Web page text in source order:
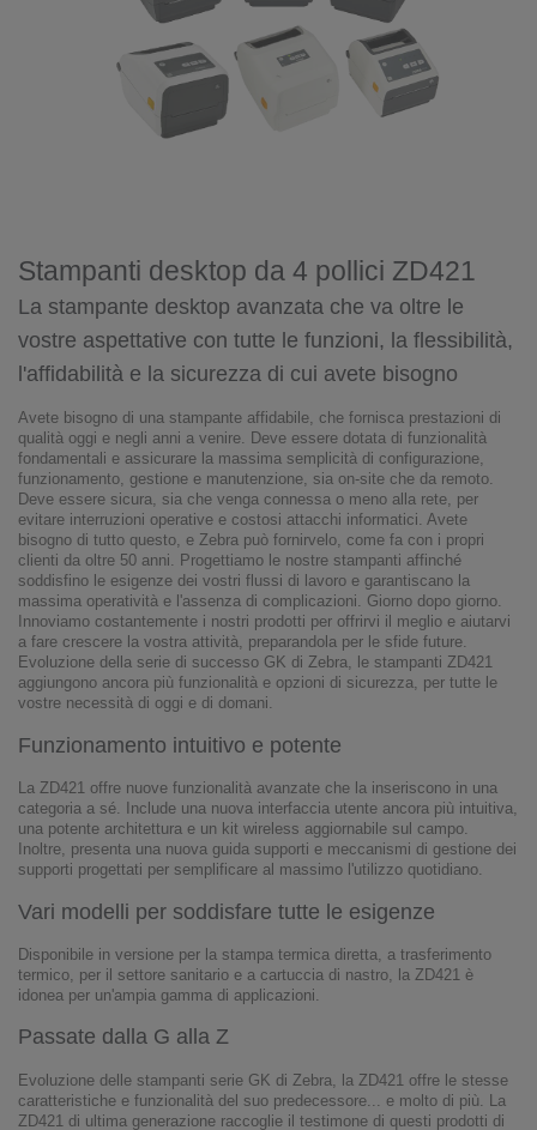
Stampanti desktop da 4 pollici ZD421
La stampante desktop avanzata che va oltre le
vostre aspettative con tutte le funzioni, la flessibilità,
l'affidabilità e la sicurezza di cui avete bisogno
Avete bisogno di una stampante affidabile, che fornisca prestazioni di
qualità oggi e negli anni a venire. Deve essere dotata di funzionalità
fondamentali e assicurare la massima semplicità di configurazione,
funzionamento, gestione e manutenzione, sia on-site che da remoto.
Deve essere sicura, sia che venga connessa o meno alla rete, per
evitare interruzioni operative e costosi attacchi informatici. Avete
bisogno di tutto questo, e Zebra può fornirvelo, come fa con i propri
clienti da oltre 50 anni. Progettiamo le nostre stampanti affinché
soddisfino le esigenze dei vostri flussi di lavoro e garantiscano la
massima operatività e l'assenza di complicazioni. Giorno dopo giorno.
Innoviamo costantemente i nostri prodotti per offrirvi il meglio e aiutarvi
a fare crescere la vostra attività, preparandola per le sfide future.
Evoluzione della serie di successo GK di Zebra, le stampanti ZD421
aggiungono ancora più funzionalità e opzioni di sicurezza, per tutte le
vostre necessità di oggi e di domani.
Funzionamento intuitivo e potente
La ZD421 offre nuove funzionalità avanzate che la inseriscono in una
categoria a sé. Include una nuova interfaccia utente ancora più intuitiva,
una potente architettura e un kit wireless aggiornabile sul campo.
Inoltre, presenta una nuova guida supporti e meccanismi di gestione dei
supporti progettati per semplificare al massimo l'utilizzo quotidiano.
Vari modelli per soddisfare tutte le esigenze
Disponibile in versione per la stampa termica diretta, a trasferimento
termico, per il settore sanitario e a cartuccia di nastro, la ZD421 è
idonea per un'ampia gamma di applicazioni.
Passate dalla G alla Z
Evoluzione delle stampanti serie GK di Zebra, la ZD421 offre le stesse
caratteristiche e funzionalità del suo predecessore... e molto di più. La
ZD421 di ultima generazione raccoglie il testimone di questi prodotti di